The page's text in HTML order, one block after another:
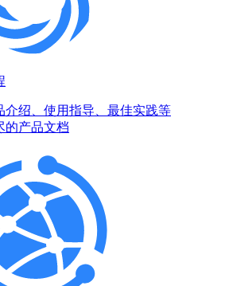
介绍、使用指导、最佳实践等
的产品文档